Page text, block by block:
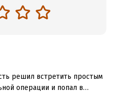
решил встретить простым
операции и попал в…